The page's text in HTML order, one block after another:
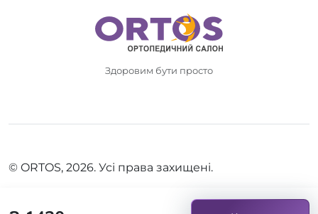
Здоровим бути просто
© ORTOS, 2026. Усі права захищені.